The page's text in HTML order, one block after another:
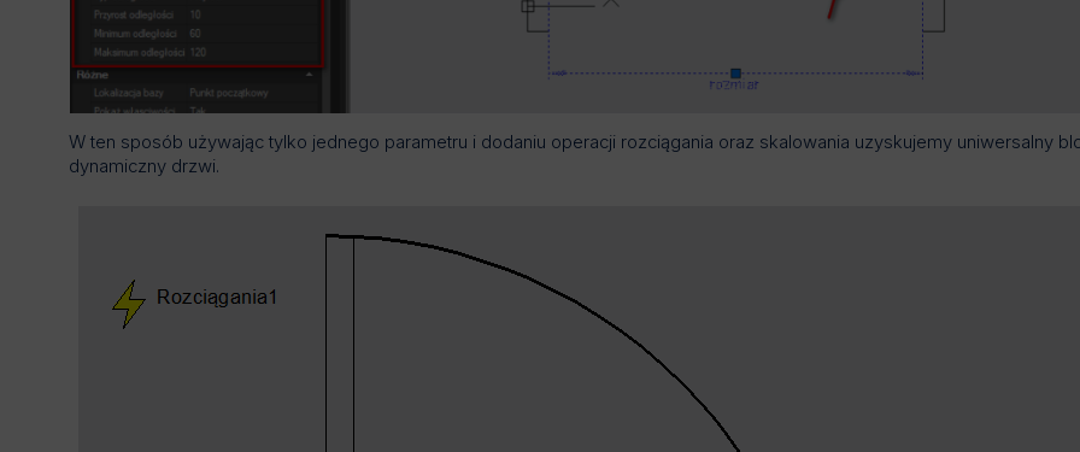
W ten sposób używając tylko jednego parametru i dodaniu operacji rozciągania oraz skalowania uzyskujemy uniwersalny
dynamiczny drzwi.